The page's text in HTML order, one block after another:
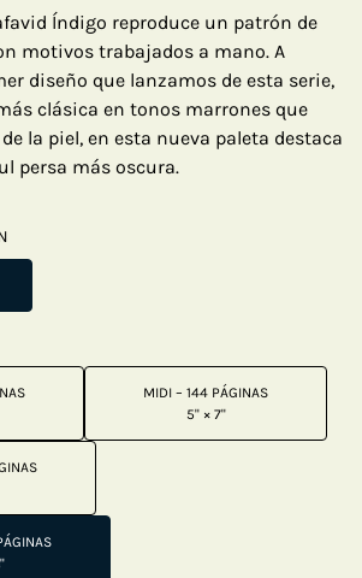
Índigo reproduce un patrón de
motivos trabajados a mano. A
diseño que lanzamos de esta serie,
clásica en tonos marrones que
la piel, en esta nueva paleta destaca
persa más oscura.
MIDI – 144 PÁGINAS
5" × 7"